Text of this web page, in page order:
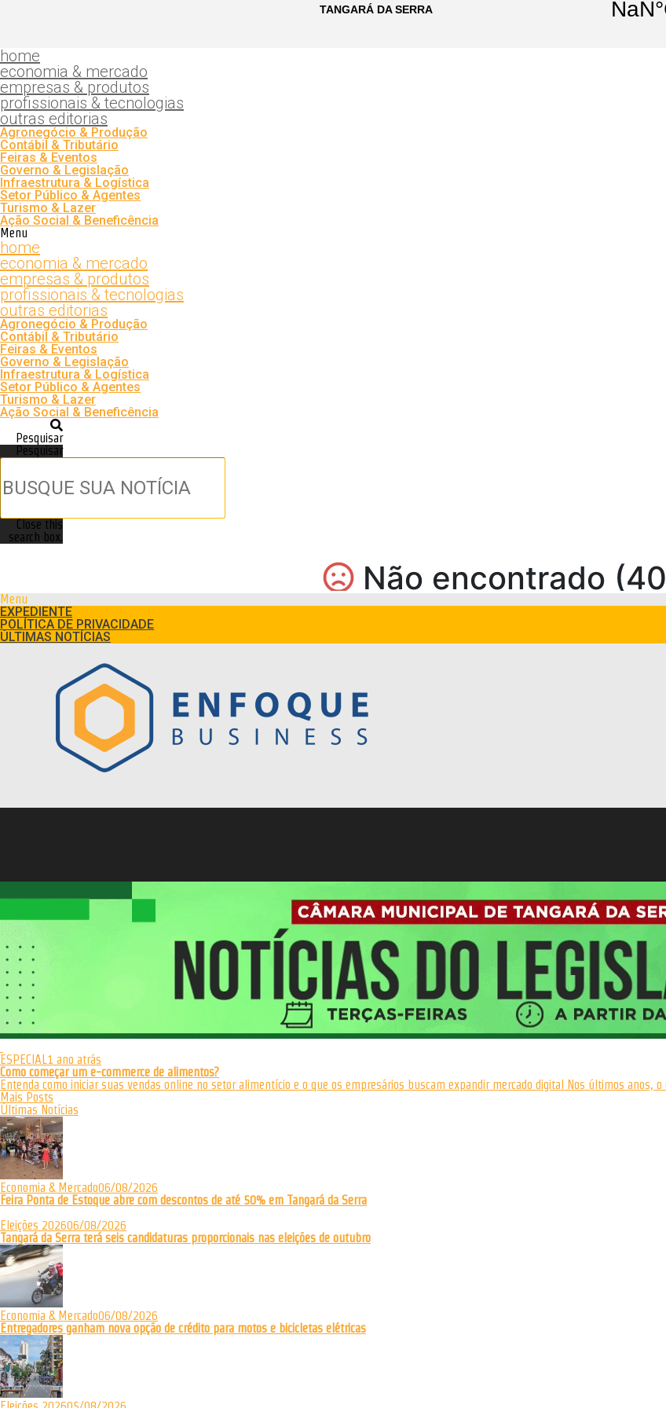
home
economia & mercado
empresas & produtos
profissionais & tecnologias
outras editorias
Agronegócio & Produção
Contábil & Tributário
Feiras & Eventos
Governo & Legislação
Infraestrutura & Logística
Setor Público & Agentes
Turismo & Lazer
Ação Social & Beneficência
Menu
home
economia & mercado
empresas & produtos
profissionais & tecnologias
outras editorias
Agronegócio & Produção
Contábil & Tributário
Feiras & Eventos
Governo & Legislação
Infraestrutura & Logística
Setor Público & Agentes
Turismo & Lazer
Ação Social & Beneficência
Pesquisar
Pesquisar
Close this
search box.
Menu
EXPEDIENTE
POLÍTICA DE PRIVACIDADE
ÚLTIMAS NOTÍCIAS
ESPECIAL 1 ano atrás
Como começar um e-commerce de alimentos?
Entenda como iniciar suas vendas online no setor alimentício e o que os empresários buscam expandir mercado digital Nos últimos anos, o
Mais Posts
Últimas Notícias
Economia & Mercado06/08/2026
Feira Ponta de Estoque abre com descontos de até 50% em Tangará da Serra
Eleições 202606/08/2026
Tangará da Serra terá seis candidaturas proporcionais nas eleições de outubro
Economia & Mercado06/08/2026
Entregadores ganham nova opção de crédito para motos e bicicletas elétricas